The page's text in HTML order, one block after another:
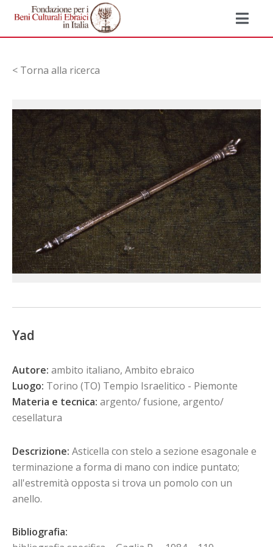
< Torna alla ricerca
Yad
Autore: ambito italiano, Ambito ebraico
Luogo: Torino (TO) Tempio Israelitico - Piemonte
Materia e tecnica: argento/ fusione, argento/
cesellatura
Descrizione: Asticella con stelo a sezione esagonale e
terminazione a forma di mano con indice puntato;
all'estremità opposta si trova un pomolo con un
anello.
Bibliografia: